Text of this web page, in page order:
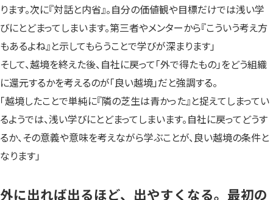
ります。次に『対話と内省』。自分の価値観や目標だけでは浅い学
びにとどまってしまいます。第三者やメンターから『こういう考え方
もあるよね』と示してもらうことで学びが深まります」
そして、越境を終えた後、自社に戻って「外で得たもの」をどう組織
に還元するかを考えるのが「良い越境」だと強調する。
「越境したことで単純に『隣の芝生は青かった』と捉えてしまってい
るようでは、浅い学びにとどまってしまいます。自社に戻ってどうす
るか、その意義や意味を考えながら学ぶことが、良い越境の条件と
なります」
外に出れば出るほど、出やすくなる。最初の